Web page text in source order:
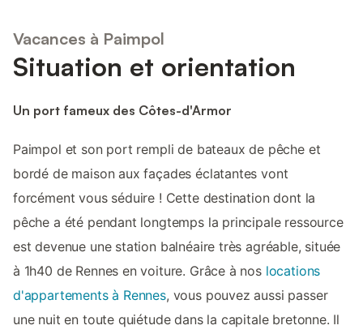
Vacances à Paimpol
Situation et orientation
Un port fameux des Côtes-d'Armor
Paimpol et son port rempli de bateaux de pêche et
bordé de maison aux façades éclatantes vont
forcément vous séduire ! Cette destination dont la
pêche a été pendant longtemps la principale ressource
est devenue une station balnéaire très agréable, située
à 1h40 de Rennes en voiture. Grâce à nos locations
d'appartements à Rennes, vous pouvez aussi passer
une nuit en toute quiétude dans la capitale bretonne. Il